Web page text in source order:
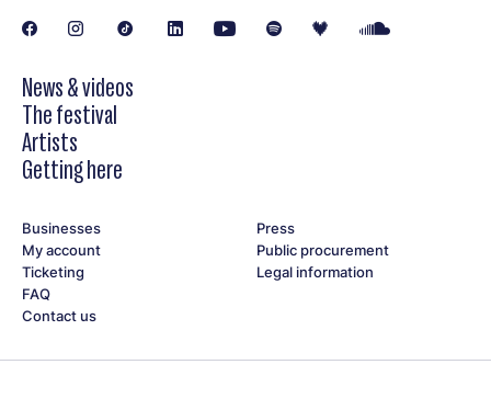
News & videos
The festival
Artists
Getting here
Businesses
My account
Ticketing
FAQ
Contact us
Press
Public procurement
Legal information